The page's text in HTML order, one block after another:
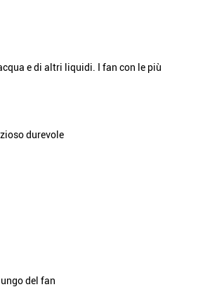
e di altri liquidi. I fan con le più
durevole
del fan